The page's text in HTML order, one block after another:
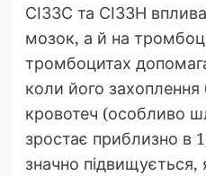
СІЗЗС та СІЗЗН
мозок, а й на
тромбоцитах
коли його
кровотеч (особливо
зростає приблизно в
значно